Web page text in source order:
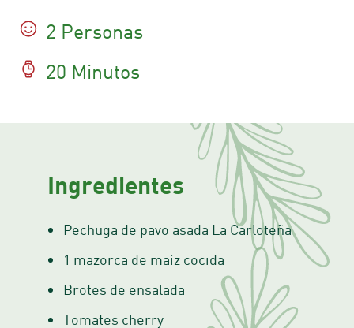
2 Personas
20 Minutos
Ingredientes
Pechuga de pavo asada La Carloteña
1 mazorca de maíz cocida
Brotes de ensalada
Tomates cherry